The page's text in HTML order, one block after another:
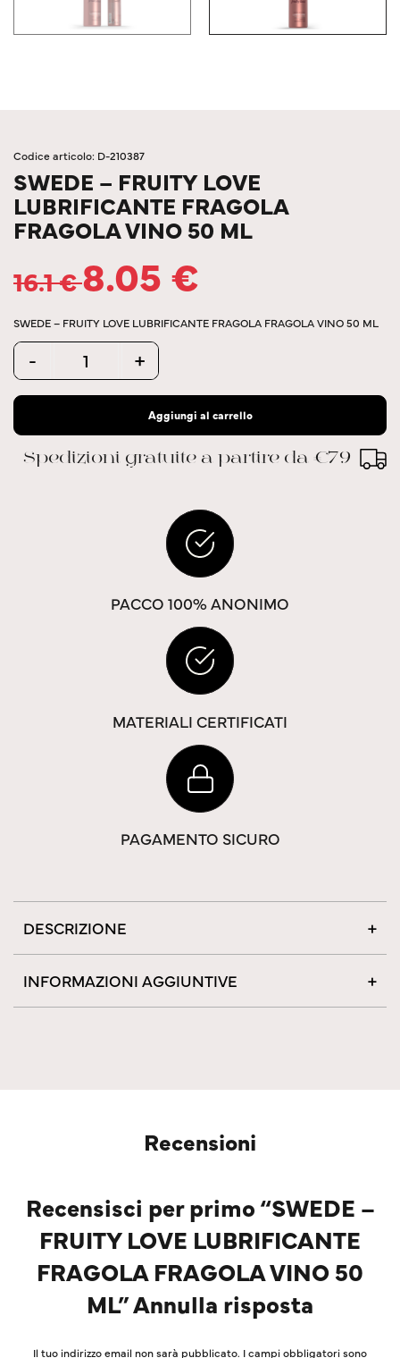
Codice articolo: D-210387
SWEDE – FRUITY LOVE
LUBRIFICANTE FRAGOLA
FRAGOLA VINO 50 ML
16.1€8.05€
SWEDE – FRUITY LOVE LUBRIFICANTE FRAGOLA FRAGOLA VINO 50 ML
Quantity
- +
Aggiungi al carrello
Spedizioni gratuite a partire da €79
PACCO 100% ANONIMO
MATERIALI CERTIFICATI
PAGAMENTO SICURO
DESCRIZIONE
INFORMAZIONI AGGIUNTIVE
Recensioni
Recensisci per primo “SWEDE –
FRUITY LOVE LUBRIFICANTE
FRAGOLA FRAGOLA VINO 50
ML” Annulla risposta
Il tuo indirizzo email non sarà pubblicato. I campi obbligatori sono